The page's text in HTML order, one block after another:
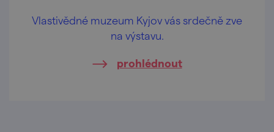
Vlastivědné muzeum Kyjov vás srdečně zve
na výstavu.
prohlédnout